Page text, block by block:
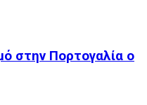
στην Πορτογαλία ο